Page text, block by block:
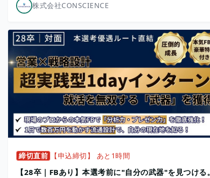
株式会社CONSCIENCE
締切直前 【申込締切】 あと1時間
【28卒｜FBあり】本選考前に"自分の武器"を見つける。